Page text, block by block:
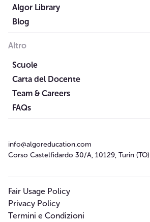
Algor Library
Blog
Altro
Scuole
Carta del Docente
Team & Careers
FAQs
info@algoreducation.com
Corso Castelfidardo 30/A, 10129, Turin (TO)
Fair Usage Policy
Privacy Policy
Termini e Condizioni